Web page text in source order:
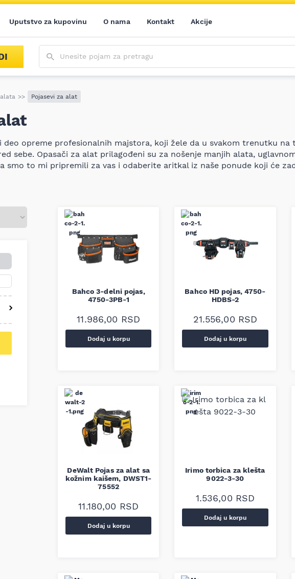
Uputstvo za kupovinu O nama Kontakt Akcije
>> Pojasevi za alat
deo opreme profesionalnih majstora, koji žele da u svakom trenutku na
sebe. Opasači za alat prilagođeni su za nošenje manjih alata,
smo to mi pripremili za vas i odaberite aritkal iz naše ponude koji će
Bahco 3-delni pojas,
4750-3PB-1
11.986,00 RSD
Dodaj u korpu
Bahco HD pojas, 4750-
HDBS-2
21.556,00 RSD
Dodaj u korpu
DeWalt Pojas za alat sa
kožnim kaišem, DWST1-
75552
11.180,00 RSD
Dodaj u korpu
Irimo torbica za klešta
9022-3-30
1.536,00 RSD
Dodaj u korpu